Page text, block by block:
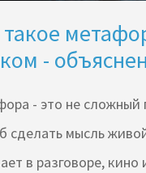
-
- это не сложный
сделать мысль
в разговоре, кино